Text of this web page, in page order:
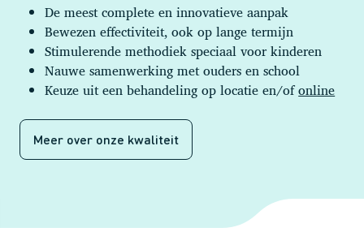
De meest complete en innovatieve aanpak
Bewezen effectiviteit, ook op lange termijn
Stimulerende methodiek speciaal voor kinderen
Nauwe samenwerking met ouders en school
Keuze uit een behandeling op locatie en/ofonline
Meer over onze kwaliteit